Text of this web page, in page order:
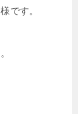
です。